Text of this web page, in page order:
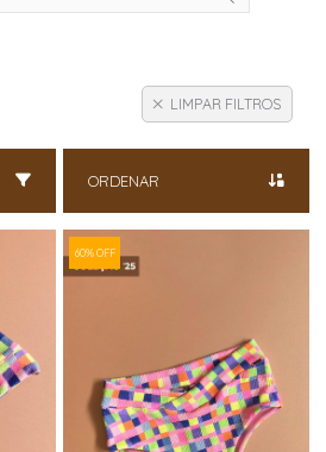
LIMPAR FILTROS
ORDENAR
60% OFF